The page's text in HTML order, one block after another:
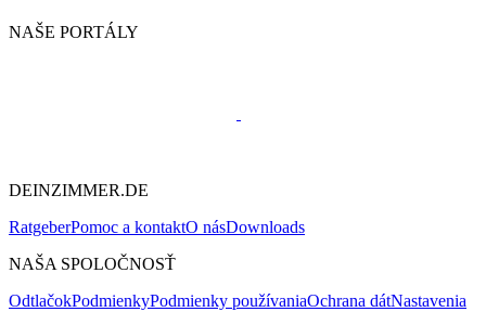
NAŠE PORTÁLY
DEINZIMMER.DE
RatgeberPomoc a kontaktO násDownloads
NAŠA SPOLOČNOSŤ
OdtlačokPodmienkyPodmienky používaniaOchrana dátNastavenia